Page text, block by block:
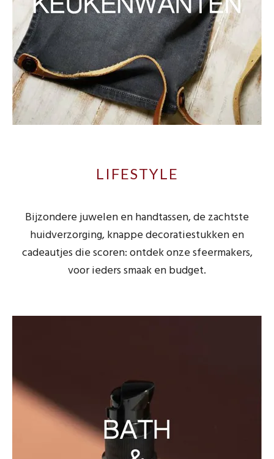
LIFESTYLE
Bijzondere juwelen en handtassen, de zachtste
huidverzorging, knappe decoratiestukken en
cadeautjes die scoren: ontdek onze sfeermakers,
voor ieders smaak en budget.